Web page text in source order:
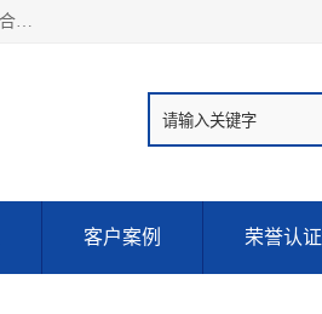
艾斯曼(张家港)技术工程设备有限公司主营业务：一次性可降解餐盒设备、PET片材机设备、平双改性造粒生产线设备、PVC合成树脂瓦设备、PP中空建筑模板设备、PVC管材设备等。成立至今，在国内我们的产品已经销售到全国所有省份，拥有多家客户，在国外产品出口到五十多个国家和地区。
客户案例 荣誉认证